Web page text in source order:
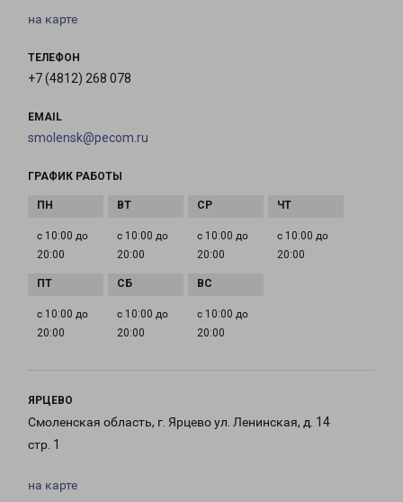
на карте
ТЕЛЕФОН
+7 (4812) 268 078
EMAIL
smolensk@pecom.ru
ГРАФИК РАБОТЫ
с 10:00 до
20:00
с 10:00 до
20:00
с 10:00 до
20:00
с 10:00 до
20:00
с 10:00 до
20:00
с 10:00 до
20:00
с 10:00 до
20:00
ЯРЦЕВО
Смоленская область, г. Ярцево ул. Ленинская, д. 14
стр. 1
на карте